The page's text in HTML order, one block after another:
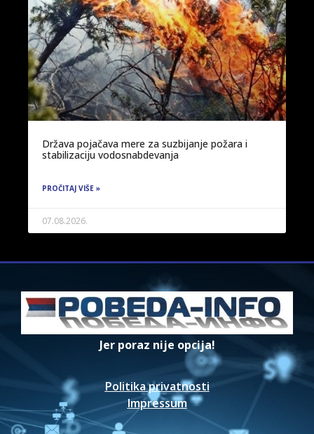
Država pojačava mere za suzbijanje požara i
stabilizaciju vodosnabdevanja
PROČITAJ VIŠE »
07.08.2026.
Jer poraz nije opcija!
Politika privatnosti
Impressum